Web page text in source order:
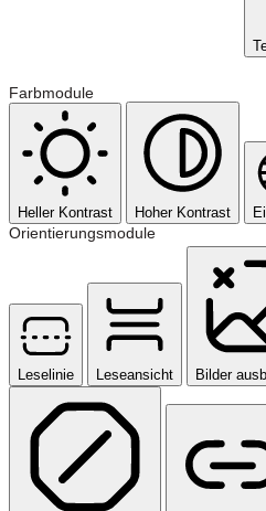
Farbmodule
Heller Kontrast Hoher Kontrast
Orientierungsmodule
Leselinie Leseansicht Bilder